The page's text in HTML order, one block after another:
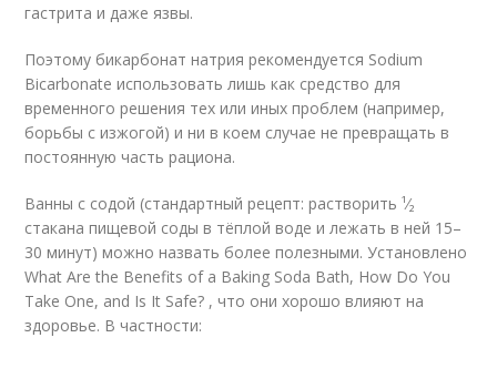
гастрита и даже язвы.
Поэтому бикарбонат натрия рекомендуется Sodium
Bicarbonate использовать лишь как средство для
временного решения тех или иных проблем (например,
борьбы с изжогой) и ни в коем случае не превращать в
постоянную часть рациона.
Ванны с содой (стандартный рецепт: растворить ¹⁄₂
стакана пищевой соды в тёплой воде и лежать в ней 15–
30 минут) можно назвать более полезными. Установлено
What Are the Benefits of a Baking Soda Bath, How Do You
Take One, and Is It Safe? , что они хорошо влияют на
здоровье. В частности: